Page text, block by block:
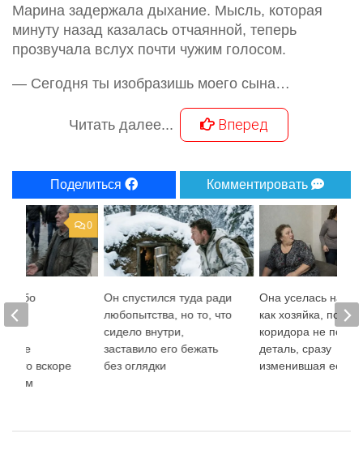
Марина задержала дыхание. Мысль, которая
минуту назад казалась отчаянной, теперь
прозвучала вслух почти чужим голосом.
— Сегодня ты изобразишь моего сына…
Читать далее... Вперед
Поделиться Комментировать
Он спустился туда ради
любопытства, но то, что
сидело внутри,
заставило его бежать
без оглядки
Она уселась на
как хозяйка, пока
коридора не
деталь, сразу
изменившая её тон
0
грубо
не
кто вскоре